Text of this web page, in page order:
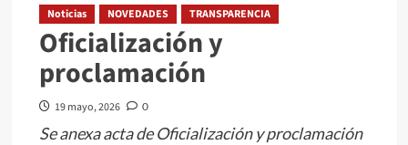
Ciudad
necesita
una
alternativa
democrática,
moderna
Noticias NOVEDADES TRANSPARENCIA
Oficialización y
proclamación
19 mayo, 2026 0
Se anexa acta de Oficialización y proclamación